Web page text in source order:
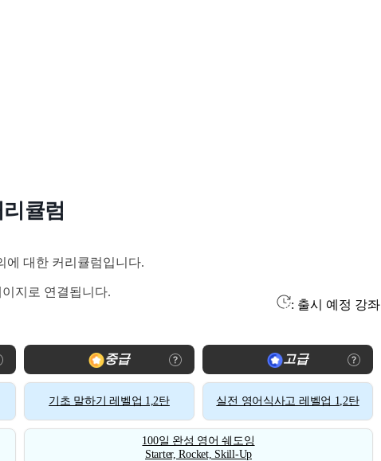
큘럼
에 대한 커리큘럼입니다.
지로 연결됩니다.
: 출시 예정 강좌
중급 고급
기초 말하기 레벨업 1,2탄 실전 영어식사고 레벨업 1,2탄
100일 완성 영어 쉐도잉
Starter, Rocket, Skill-Up